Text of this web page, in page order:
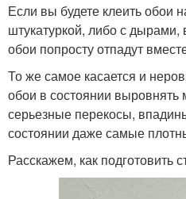
Если вы будете клеить обои
штукатуркой, либо с дырами,
обои попросту отпадут
То же самое касается и
обои в состоянии
серьезные перекосы,
состоянии даже самые
Расскажем, как подготовить